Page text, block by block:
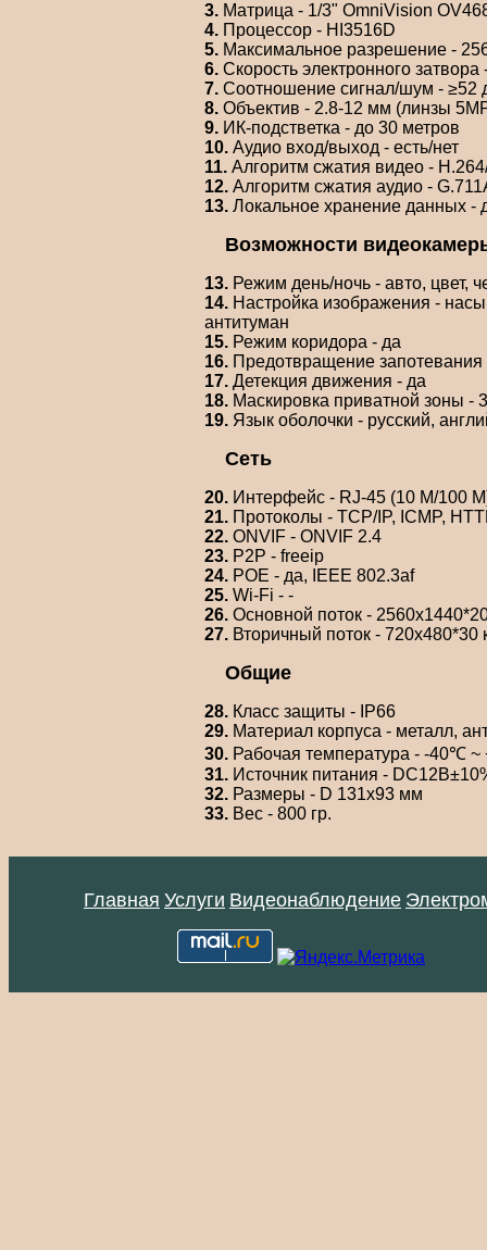
3. Матрица - 1/3" OmniVision
4. Процессор - HI3516D
5. Максимальное разрешение -
6. Скорость электронного
7. Соотношение сигнал/шум - ≥52
8. Объектив - 2.8-12 мм (линзы
9. ИК-подстветка - до 30 метров
10. Аудио вход/выход - есть/нет
11. Алгоритм сжатия видео -
12. Алгоритм сжатия аудио -
13. Локальное хранение данных -
Возможности
13. Режим день/ночь - авто, цвет,
14. Настройка изображения -
антитуман
15. Режим коридора - да
16. Предотвращение запотевания
17. Детекция движения - да
18. Маскировка приватной зоны -
19. Язык оболочки - русский,
Сеть
20. Интерфейс - RJ-45 (10 M/100
21. Протоколы - TCP/IP, ICMP,
22. ONVIF - ONVIF 2.4
23. P2P - freeip
24. POE - да, IEEE 802.3af
25. Wi-Fi - -
26. Основной поток -
27. Вторичный поток - 720x480*30
Общие
28. Класс защиты - IP66
29. Материал корпуса - металл,
30. Рабочая температура - -40℃
31. Источник питания -
32. Размеры - D 131х93 мм
33. Вес - 800 гр.
Главная Услуги Видеонаблюдение